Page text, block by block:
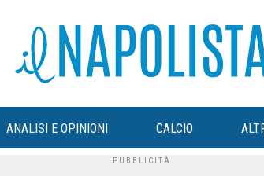
ANALISI E OPINIONI CALCIO